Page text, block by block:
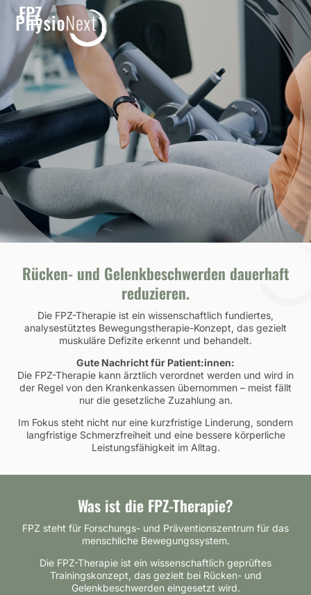
FPZ
Rücken- und Gelenkbeschwerden dauerhaft
reduzieren.
Die FPZ-Therapie ist ein wissenschaftlich fundiertes,
analysestütztes Bewegungstherapie-Konzept, das gezielt
muskuläre Defizite erkennt und behandelt.
Gute Nachricht für Patient:innen:
Die FPZ-Therapie kann ärztlich verordnet werden und wird in
der Regel von den Krankenkassen übernommen – meist fällt
nur die gesetzliche Zuzahlung an.
Im Fokus steht nicht nur eine kurzfristige Linderung, sondern
langfristige Schmerzfreiheit und eine bessere körperliche
Leistungsfähigkeit im Alltag.
Was ist die FPZ-Therapie?
FPZ steht für Forschungs- und Präventionszentrum für das
menschliche Bewegungssystem.
Die FPZ-Therapie ist ein wissenschaftlich geprüftes
Trainingskonzept, das gezielt bei Rücken- und
Gelenkbeschwerden eingesetzt wird.